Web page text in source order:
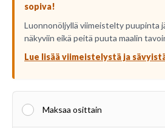
sopiva!
Luonnonöljyllä viimeistelty puupinta
näkyviin eikä peitä puuta maalin
Lue lisää viimeistelystä ja
Maksaa osittain